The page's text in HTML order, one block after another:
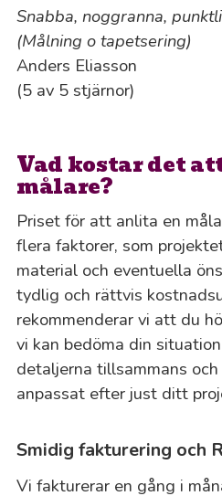
Snabba, noggranna,
(Målning o tapetsering)
Anders Eliasson
(5 av 5 stjärnor)
Vad kostar det
målare?
Priset för att anlita en
flera faktorer, som
material och eventuella
tydlig och rättvis
rekommenderar vi att du
vi kan bedöma din
detaljerna tillsammans
anpassat efter just ditt
Smidig fakturering och
Vi fakturerar en gång i